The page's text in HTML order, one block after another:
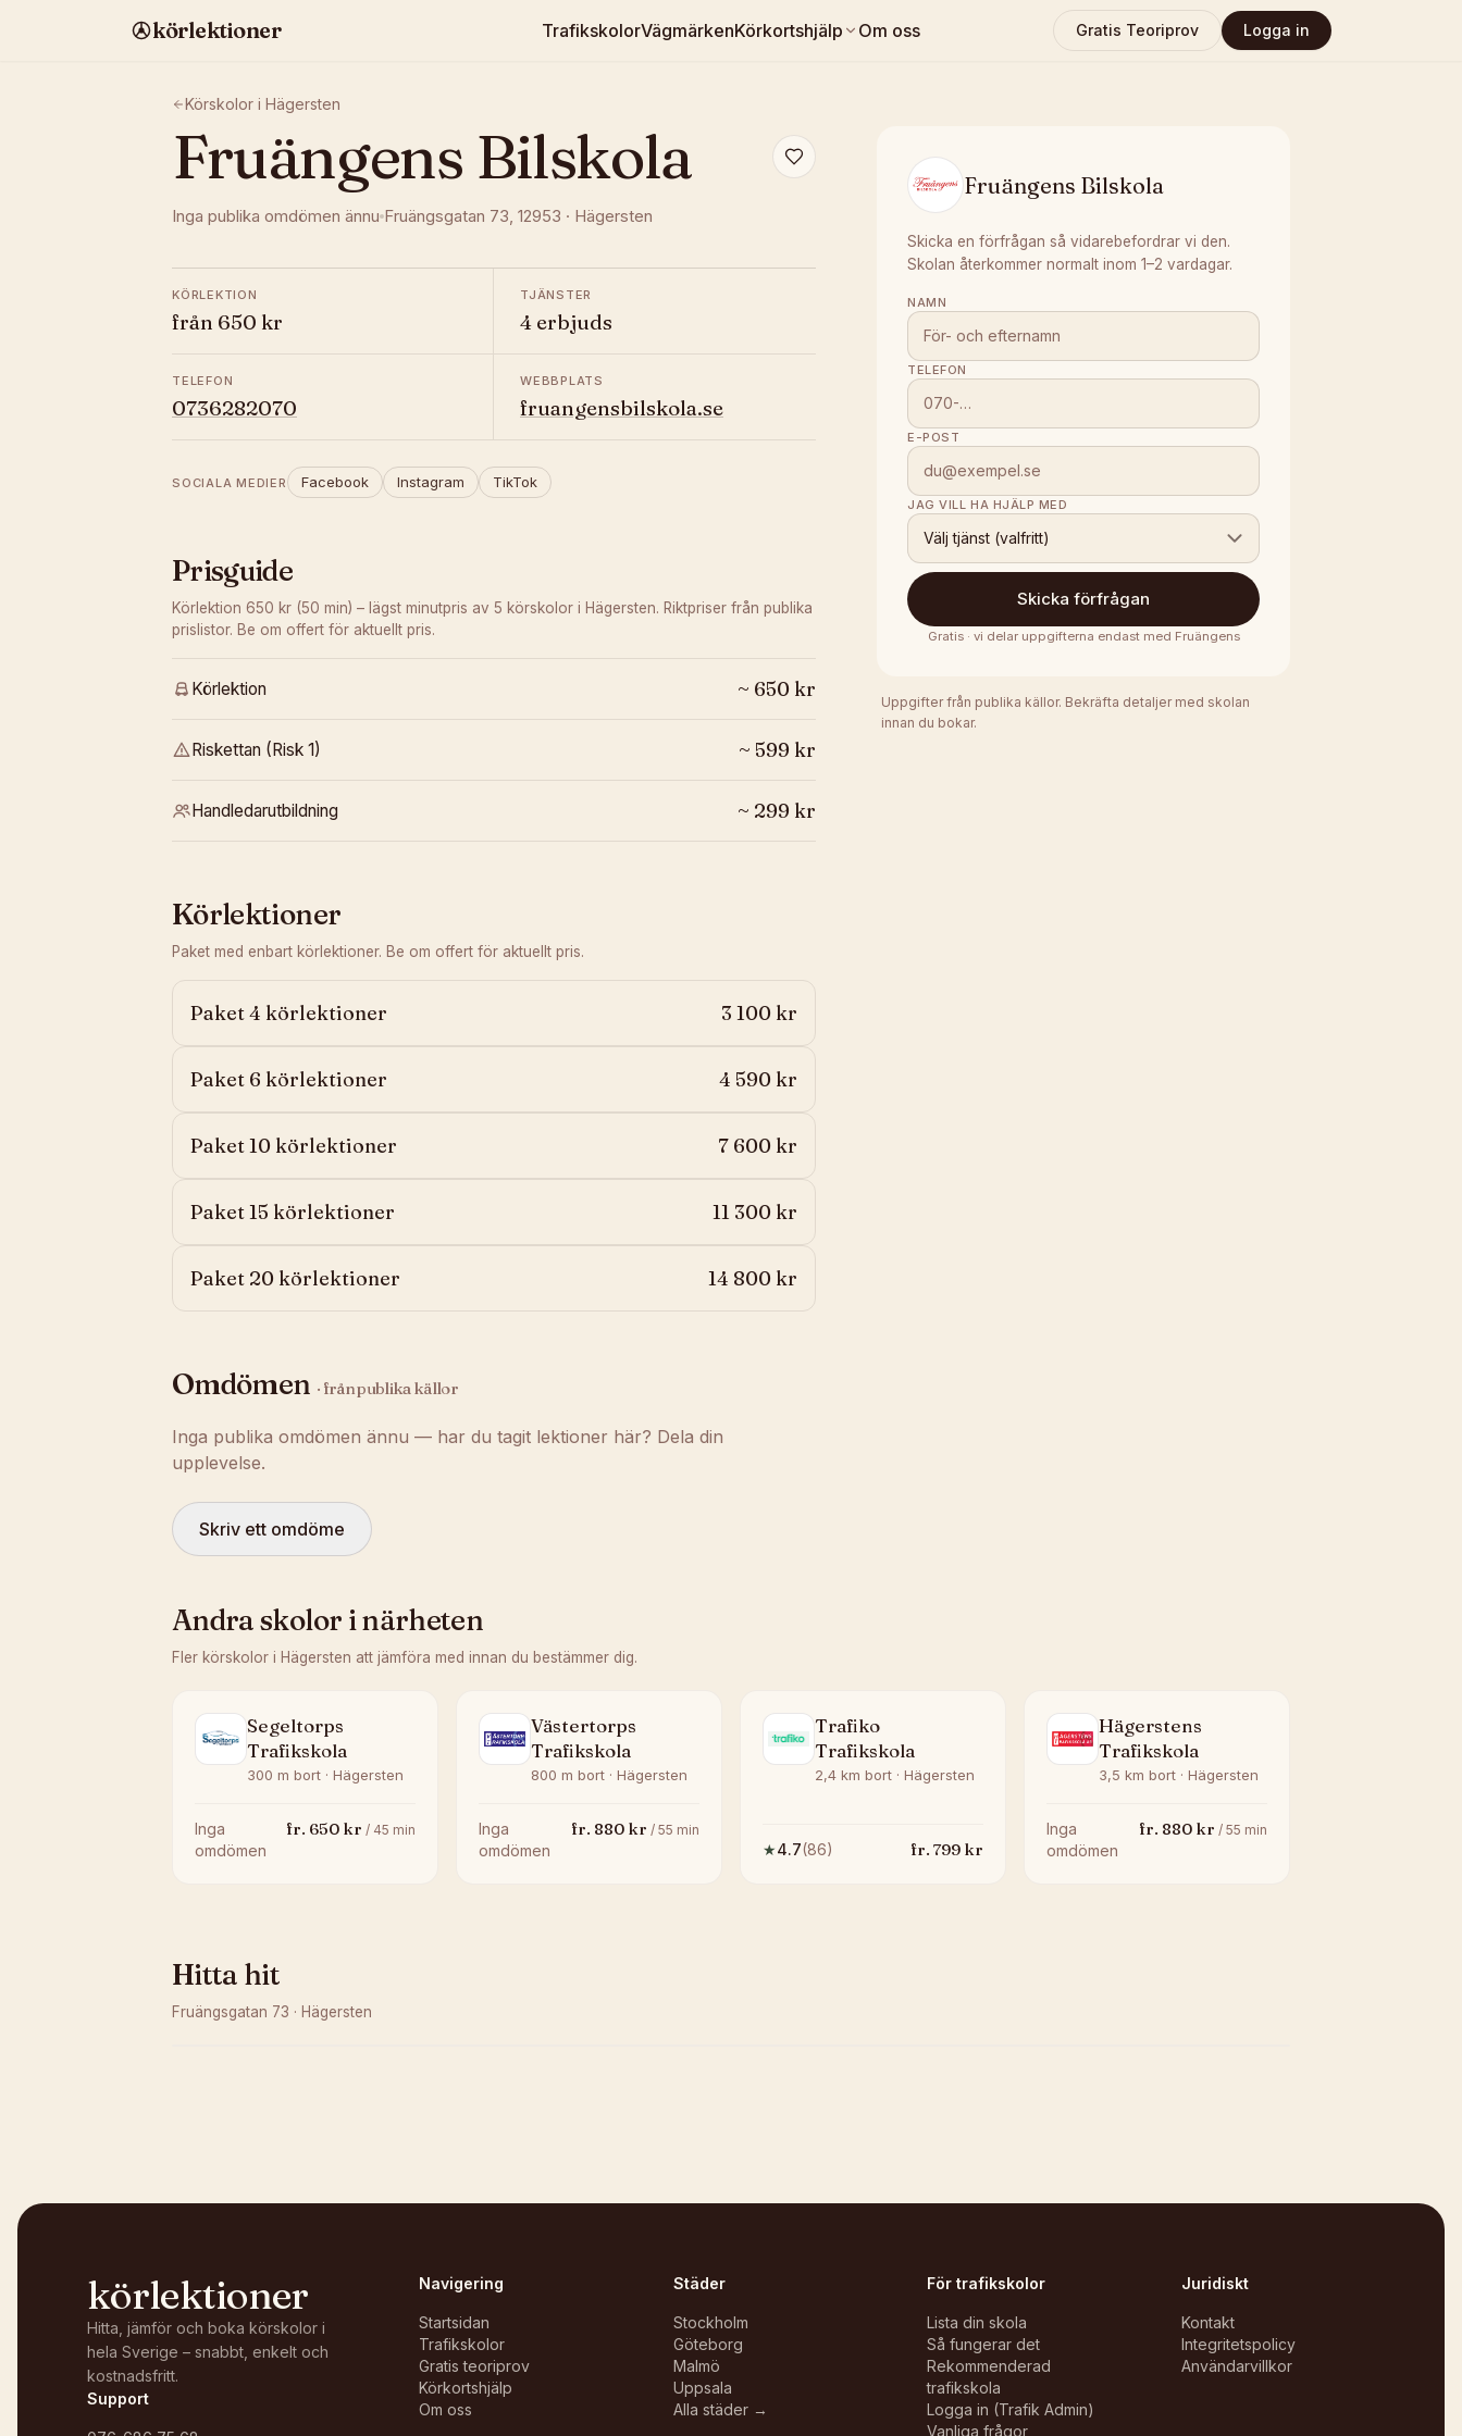
körlektioner TrafikskolorVägmärkenKörkortshjälp Om oss Gratis Teoriprov Logga in
Körskolor i Hägersten
Fruängens Bilskola
Inga publika omdömen ännu Fruängsgatan 73, 12953 · Hägersten
KÖRLEKTION
från 650 kr
TJÄNSTER
4 erbjuds
TELEFON
0736282070
WEBBPLATS
fruangensbilskola.se
SOCIALA MEDIER Facebook Instagram TikTok
Prisguide
Körlektion 650 kr (50 min) – lägst minutpris av 5 körskolor i Hägersten. Riktpriser från publika
prislistor. Be om offert för aktuellt pris.
Körlektion ~ 650 kr
Riskettan (Risk 1) ~ 599 kr
Handledarutbildning ~ 299 kr
Körlektioner
Paket med enbart körlektioner. Be om offert för aktuellt pris.
Paket 4 körlektioner 3 100 kr
Paket 6 körlektioner 4 590 kr
Paket 10 körlektioner 7 600 kr
Paket 15 körlektioner 11 300 kr
Paket 20 körlektioner 14 800 kr
Omdömen · från publika källor
Inga publika omdömen ännu — har du tagit lektioner här? Dela din
upplevelse.
Skriv ett omdöme
Fruängens Bilskola
Skicka en förfrågan så vidarebefordrar vi den.
Skolan återkommer normalt inom 1–2 vardagar.
NAMN
TELEFON
E-POST
JAG VILL HA HJÄLP MED
Välj tjänst (valfritt)
Skicka förfrågan
Gratis · vi delar uppgifterna endast med Fruängens
Uppgifter från publika källor. Bekräfta detaljer med skolan
innan du bokar.
Andra skolor i närheten
Fler körskolor i Hägersten att jämföra med innan du bestämmer dig.
Segeltorps
Trafikskola
300 m bort · Hägersten
Inga
omdömen
fr. 650 kr / 45 min
Västertorps
Trafikskola
800 m bort · Hägersten
Inga
omdömen
fr. 880 kr / 55 min
Trafiko
Trafikskola
2,4 km bort · Hägersten
★4.7(86) fr. 799 kr
Hägerstens
Trafikskola
3,5 km bort · Hägersten
Inga
omdömen
fr. 880 kr / 55 min
Hitta hit
Fruängsgatan 73 · Hägersten
körlektioner
Hitta, jämför och boka körskolor i
hela Sverige – snabbt, enkelt och
kostnadsfritt.
Support
Navigering
Startsidan
Trafikskolor
Gratis teoriprov
Körkortshjälp
Om oss
Städer
Stockholm
Göteborg
Malmö
Uppsala
Alla städer →
För trafikskolor
Lista din skola
Så fungerar det
Rekommenderad
trafikskola
Logga in (Trafik Admin)
Vanliga frågor
Juridiskt
Kontakt
Integritetspolicy
Användarvillkor